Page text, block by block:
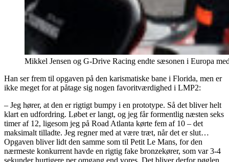
Mikkel Jensen og G-Drive Racing endte sæsonen i Europa
Han ser frem til opgaven på den karismatiske bane i Florida, men er
ikke meget for at påtage sig nogen favoritværdighed i LMP2:
– Jeg hører, at den er rigtigt bumpy i en prototype. Så det bliver helt
klart en udfordring. Løbet er langt, og jeg får formentlig næsten seks
timer af 12, ligesom jeg på Road Atlanta kørte fem af 10 – det
maksimalt tilladte. Jeg regner med at være træt, når det er slut…
Opgaven bliver lidt den samme som til Petit Le Mans, for den
nærmeste konkurrent havde en rigtig fake bronzekører, som var 3-4
sekunder hurtigere per omgang end vores. Det bliver derfor nøglen